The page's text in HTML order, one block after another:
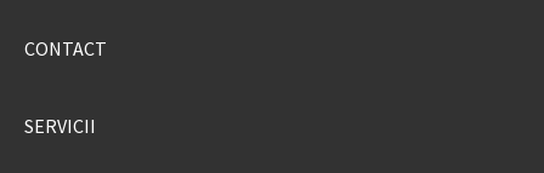
CONTACT
SERVICII